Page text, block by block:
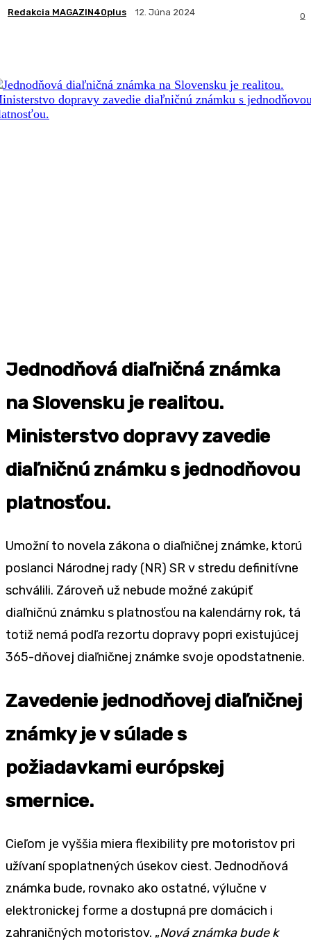
Redakcia MAGAZIN40plus 12. Júna 2024 0
Jednodňová diaľničná známka
na Slovensku je realitou.
Ministerstvo dopravy zavedie
diaľničnú známku s jednodňovou
platnosťou.
Umožní to novela zákona o diaľničnej známke, ktorú
poslanci Národnej rady (NR) SR v stredu definitívne
schválili. Zároveň už nebude možné zakúpiť
diaľničnú známku s platnosťou na kalendárny rok, tá
totiž nemá podľa rezortu dopravy popri existujúcej
365-dňovej diaľničnej známke svoje opodstatnenie.
Zavedenie jednodňovej diaľničnej
známky je v súlade s
požiadavkami európskej
smernice.
Cieľom je vyššia miera flexibility pre motoristov pri
užívaní spoplatnených úsekov ciest. Jednodňová
známka bude, rovnako ako ostatné, výlučne v
elektronickej forme a dostupná pre domácich i
zahraničných motoristov. „Nová známka bude k